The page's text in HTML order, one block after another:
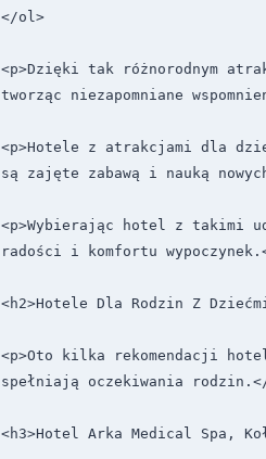
</ol>
<p>Dzięki tak różnorodnym
tworząc niezapomniane
<p>Hotele z atrakcjami dla
są zajęte zabawą i nauką
<p>Wybierając hotel z takimi
radości i komfortu
<h2>Hotele Dla Rodzin Z
<p>Oto kilka rekomendacji
spełniają oczekiwania
<h3>Hotel Arka Medical Spa,